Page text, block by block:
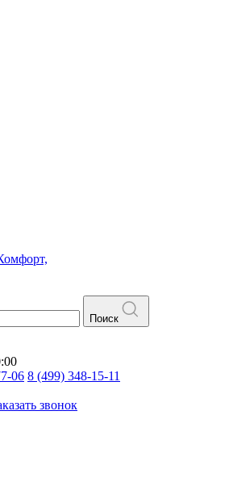
Поиск
06 8 (499) 348-15-11
звонок